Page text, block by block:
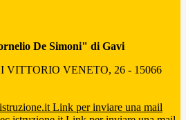
De Simoni" di Gavi
VITTORIO VENETO, 26 - 15066
Link per inviare una mail